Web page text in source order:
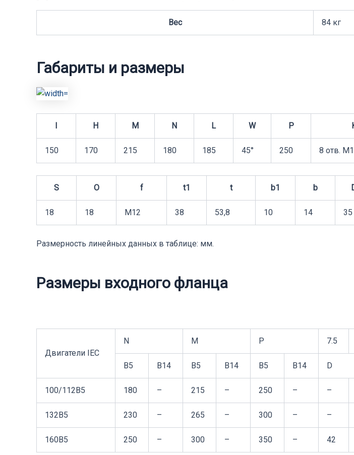
Вес 84 кг
Габариты и размеры
I H M N L W P
150 170 215 180 185 45° 250 8 отв.
S O f t1 t b1 b
18 18 М12 38 53,8 10 14 35
Размерность линейных данных в таблице: мм.
Размеры входного фланца
Двигатели IEC
N M P 7.5
B5 B14 B5 B14 B5 B14 D
100/112B5 180 – 215 – 250 – –
132B5 230 – 265 – 300 – –
160B5 250 – 300 – 350 – 42